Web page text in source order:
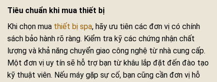
Tiêu chuẩn khi mua thiết bị
Khi chọn mua thiết bị spa, hãy ưu tiên các đơn vị có chính
sách bảo hành rõ ràng. Kiểm tra kỹ các chứng nhận chất
lượng và khả năng chuyển giao công nghệ từ nhà cung cấp.
Một đơn vị uy tín sẽ hỗ trợ bạn từ khâu lắp đặt đến đào tạo
kỹ thuật viên. Nếu máy gặp sự cố, bạn cũng cần đơn vị hỗ